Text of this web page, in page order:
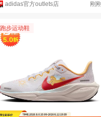
adidas官方outlets店 刚
跑步运动鞋